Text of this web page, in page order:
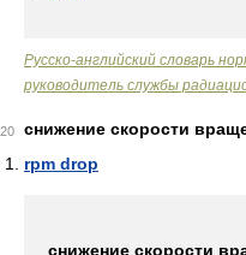
Русско-английский словарь
руководитель службы
20
снижение скорости
rpm drop
снижение скорости